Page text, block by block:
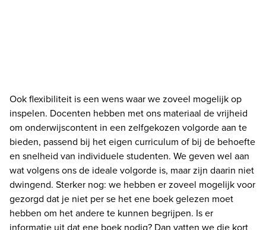
Ook flexibiliteit is een wens waar we zoveel mogelijk op
inspelen. Docenten hebben met ons materiaal de vrijheid
om onderwijscontent in een zelfgekozen volgorde aan te
bieden, passend bij het eigen curriculum of bij de behoefte
en snelheid van individuele studenten. We geven wel aan
wat volgens ons de ideale volgorde is, maar zijn daarin niet
dwingend. Sterker nog: we hebben er zoveel mogelijk voor
gezorgd dat je niet per se het ene boek gelezen moet
hebben om het andere te kunnen begrijpen. Is er